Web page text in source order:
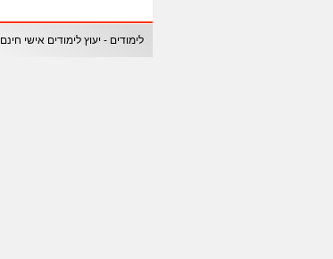
לימודים - יעוץ לימודים אישי חינם